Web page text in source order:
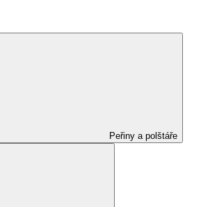
Peřiny a polštáře